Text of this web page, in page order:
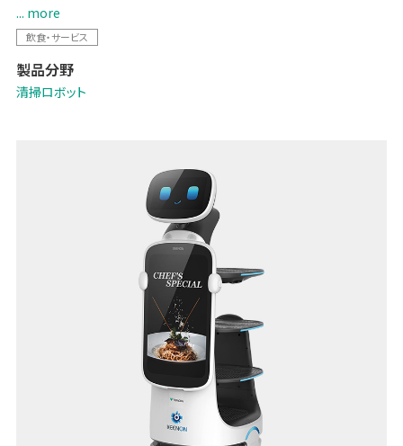
自動充電による長時間運転が可能で、広範囲を効率よくカバー。また、
ハンドル操作による手動・自動モードの切り替えや簡単なメンテナンス
機能により、店舗スタッフの負担も軽減します。
清潔さと話題性を兼ね備えた店づくりに最適な、頼れる清掃アシスタ
ントです。
... more
飲食・サービス
製品分野
清掃ロボット